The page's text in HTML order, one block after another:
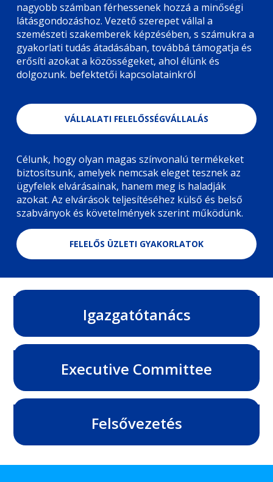
nagyobb számban férhessenek hozzá a minőségi
látásgondozáshoz. Vezető szerepet vállal a
szemészeti szakemberek képzésében, s számukra a
gyakorlati tudás átadásában, továbbá támogatja és
erősíti azokat a közösségeket, ahol élünk és
dolgozunk. befektetői kapcsolatainkról
VÁLLALATI FELELŐSSÉGVÁLLALÁS
Célunk, hogy olyan magas színvonalú termékeket
biztosítsunk, amelyek nemcsak eleget tesznek az
ügyfelek elvárásainak, hanem meg is haladják
azokat. Az elvárások teljesítéséhez külső és belső
szabványok és követelmények szerint működünk.
FELELŐS ÜZLETI GYAKORLATOK
Igazgatótanács
Executive Committee
Felsővezetés